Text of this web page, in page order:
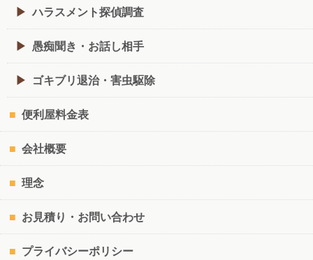
ハラスメント探偵調査
愚痴聞き・お話し相手
ゴキブリ退治・害虫駆除
便利屋料金表
会社概要
理念
お見積り・お問い合わせ
プライバシーポリシー